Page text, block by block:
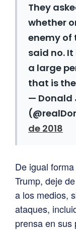
They
whether
enemy of
said no. It
a large
that is
— Donald
de 2018
De igual
Trump, deje
a los medios,
ataques,
prensa en sus